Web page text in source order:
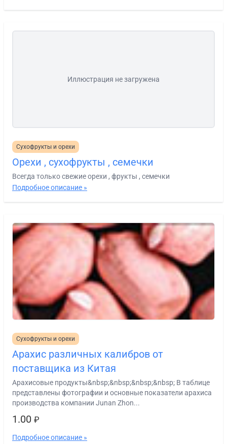
Иллюстрация не загружена
Сухофрукты и орехи
Орехи , сухофрукты , семечки
Всегда только свежие орехи , фрукты , семечки
Подробное описание »
Сухофрукты и орехи
Арахис различных калибров от
поставщика из Китая
Арахисовые продукты&nbsp;&nbsp;&nbsp;&nbsp; В таблице
представлены фотографии и основные показатели арахиса
производства компании Junan Zhon...
1.00 ₽
Подробное описание »